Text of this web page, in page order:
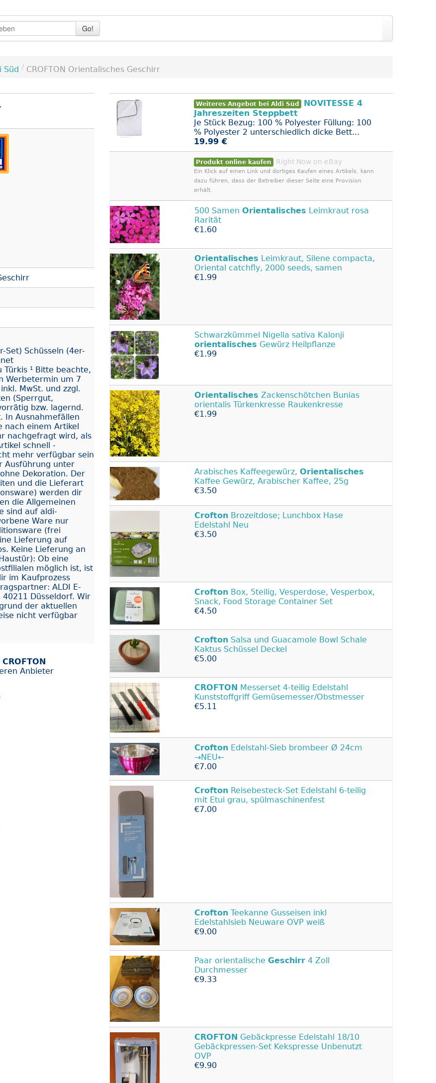
Go!
Süd / CROFTON Orientalisches Geschirr
Set) Schüsseln (4er-
¹ Bitte beachte,
Werbetermin um 7
MwSt. und zzgl.
(Sperrgut,
bzw. lagernd.
In Ausnahmefällen
nach einem Artikel
nachgefragt wird, als
schnell -
mehr verfügbar sein
Ausführung unter
Dekoration. Der
und die Lieferart
werden dir
die Allgemeinen
sind auf aldi-
Ware nur
(frei
Lieferung auf
Keine Lieferung an
Ob eine
möglich ist, ist
im Kaufprozess
ALDI E-
40211 Düsseldorf. Wir
der aktuellen
nicht verfügbar
CROFTON
Anbieter
Weiteres Angebot bei Aldi Süd
NOVITESSE 4
Jahreszeiten Steppbett
Je Stück Bezug: 100 % Polyester Füllung: 100
% Polyester 2 unterschiedlich dicke Bett...
19.99 €
Produkt online kaufen Right Now on eBay
Ein Klick auf einen Link und dortiges Kaufen eines Artikels, kann
dazu führen, dass der Betreiber dieser Seite eine Provision
erhält.
500 Samen Orientalisches Leimkraut rosa
Rarität
€1.60
Orientalisches Leimkraut, Silene compacta,
Oriental catchfly, 2000 seeds, samen
€1.99
Schwarzkümmel Nigella sativa Kalonji
orientalisches Gewürz Heilpflanze
€1.99
Orientalisches Zackenschötchen Bunias
orientalis Türkenkresse Raukenkresse
€1.99
Arabisches Kaffeegewürz, Orientalisches
Kaffee Gewürz, Arabischer Kaffee, 25g
€3.50
Crofton Brozeitdose; Lunchbox Hase
Edelstahl Neu
€3.50
Crofton Box, 5teilig, Vesperdose, Vesperbox,
Snack, Food Storage Container Set
€4.50
Crofton Salsa und Guacamole Bowl Schale
Kaktus Schüssel Deckel
€5.00
CROFTON
Messerset 4-teilig Edelstahl
Kunststoffgriff Gemüsemesser/Obstmesser
€5.11
Crofton Edelstahl-Sieb brombeer Ø 24cm
→NEU←
€7.00
Crofton Reisebesteck-Set Edelstahl 6-teilig
mit Etui grau, spülmaschinenfest
€7.00
Crofton Teekanne Gusseisen inkl
Edelstahlsieb Neuware OVP weiß
€9.00
Paar orientalische Geschirr 4 Zoll
Durchmesser
€9.33
CROFTON Gebäckpresse Edelstahl 18/10
Gebäckpressen-Set Kekspresse Unbenutzt
OVP
€9.90